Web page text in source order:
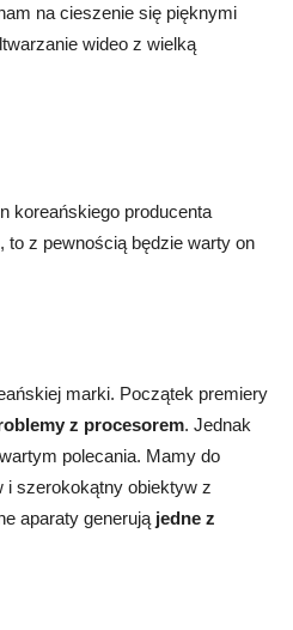
na cieszenie się pięknymi
wideo z wielką
koreańskiego producenta
to z pewnością będzie warty on
marki. Początek premiery
z procesorem. Jednak
polecania. Mamy do
i szerokokątny obiektyw z
aparaty generują jedne z